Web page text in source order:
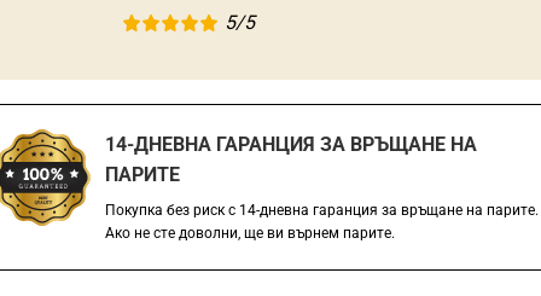
5/5
14-ДНЕВНА ГАРАНЦИЯ ЗА ВРЪЩАНЕ НА
ПАРИТЕ
Покупка без риск с 14-дневна гаранция за връщане на парите.
Ако не сте доволни, ще ви върнем парите.